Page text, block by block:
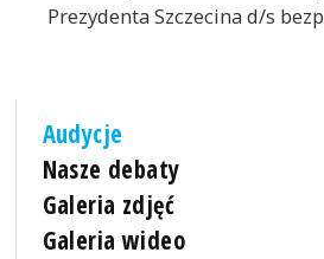
Prezydenta Szczecina d/s
Audycje
Nasze debaty
Galeria zdjęć
Galeria wideo